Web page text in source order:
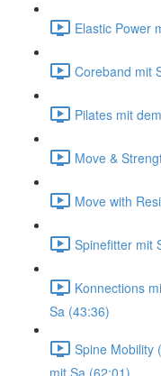
Elastic Power
Coreband mit
Pilates mit
Move &
Move with
Spinefitter mit
Konnections
Sa (43:36)
Spine Mobility
mit Sa (62:01)